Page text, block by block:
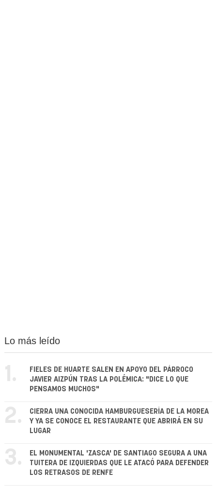
Lo más leído
1.
FIELES DE HUARTE SALEN EN APOYO DEL PÁRROCO
JAVIER AIZPÚN TRAS LA POLÉMICA: "DICE LO QUE
PENSAMOS MUCHOS"
2.
CIERRA UNA CONOCIDA HAMBURGUESERÍA DE LA MOREA
Y YA SE CONOCE EL RESTAURANTE QUE ABRIRÁ EN SU
LUGAR
3.
EL MONUMENTAL 'ZASCA' DE SANTIAGO SEGURA A UNA
TUITERA DE IZQUIERDAS QUE LE ATACÓ PARA DEFENDER
LOS RETRASOS DE RENFE